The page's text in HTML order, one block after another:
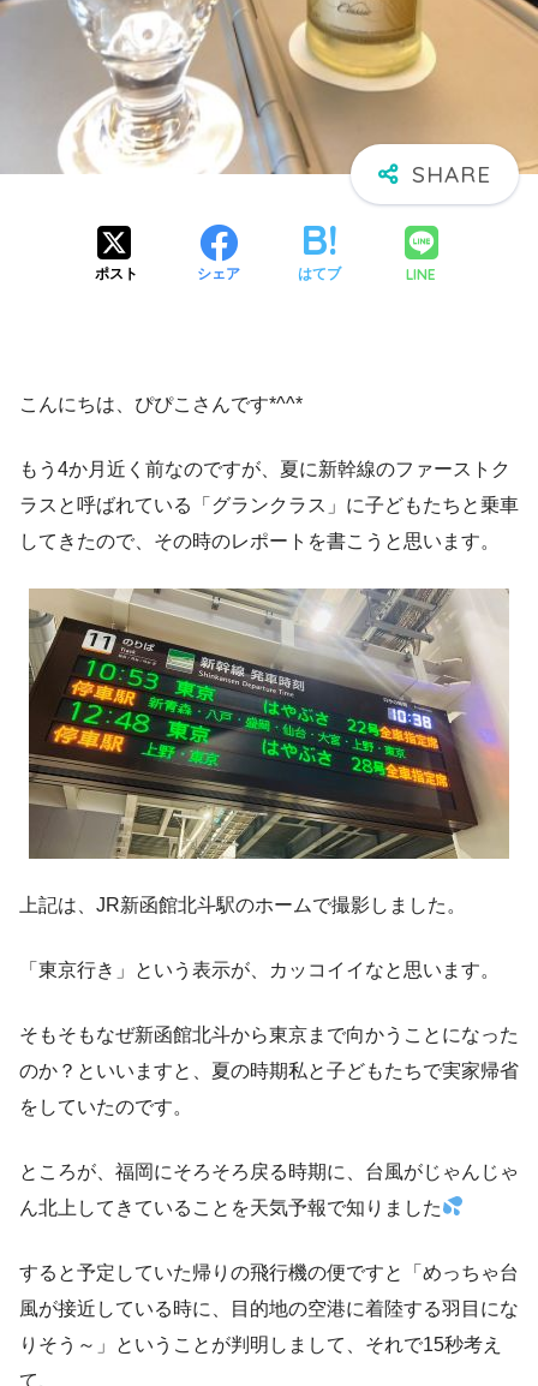
ポスト シェア はてブ LINE
こんにちは、ぴぴこさんです*^^*
もう4か月近く前なのですが、夏に新幹線のファーストク
ラスと呼ばれている「グランクラス」に子どもたちと乗車
してきたので、その時のレポートを書こうと思います。
上記は、JR新函館北斗駅のホームで撮影しました。
「東京行き」という表示が、カッコイイなと思います。
そもそもなぜ新函館北斗から東京まで向かうことになった
のか？といいますと、夏の時期私と子どもたちで実家帰省
をしていたのです。
ところが、福岡にそろそろ戻る時期に、台風がじゃんじゃ
ん北上してきていることを天気予報で知りました
すると予定していた帰りの飛行機の便ですと「めっちゃ台
風が接近している時に、目的地の空港に着陸する羽目にな
りそう～」ということが判明しまして、それで15秒考え
て、